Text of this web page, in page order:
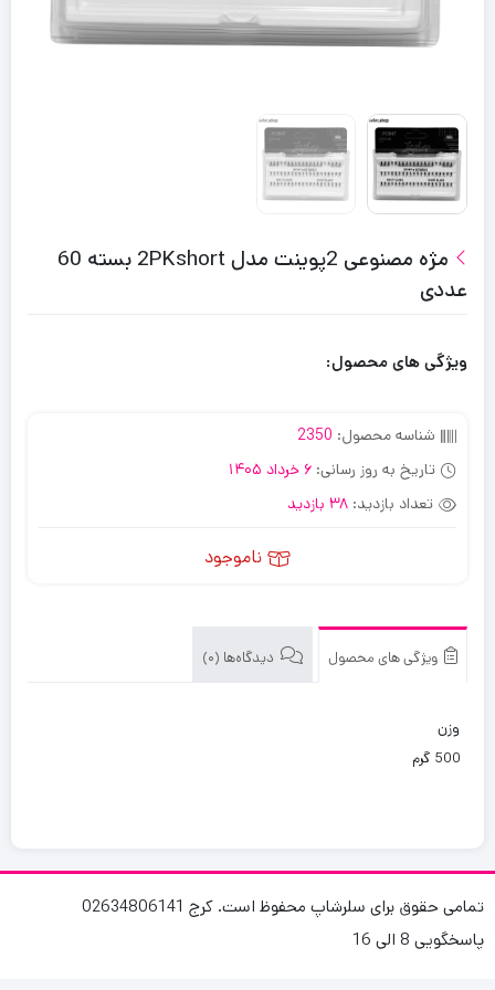
مژه مصنوعی 2پوینت مدل 2PKshort بسته 60
عددی
ویژگی های محصول:
شناسه محصول: 2350
تاریخ به روز رسانی: 6 خرداد 1405
تعداد بازدید: 38 بازدید
ناموجود
ویژگی های محصول دیدگاه‌ها (0)
وزن
500 گرم
تمامی حقوق برای سلرشاپ محفوظ است. کرج 02634806141
پاسخگویی 8 الی 16